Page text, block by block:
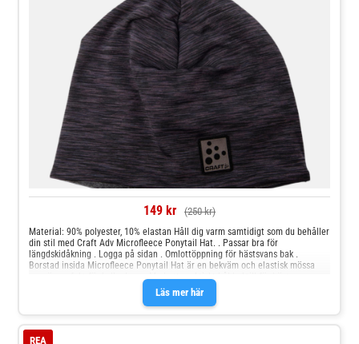
149 kr (250 kr)
Läs mer här
Material: 90% polyester, 10% elastan Håll dig varm samtidigt som du behåller
din stil med Craft Adv Microfleece Ponytail Hat. . Passar bra för
längdskidåkning . Logga på sidan . Omlottöppning för hästsvans bak .
Borstad insida Microfleece Ponytail Hat är en bekväm och elastisk mössa
som är perfekt för kalla dagar. Med ett praktiskt hål baktill för hästsvansen
och borstad trikå framtill för ökad värme och komfort, erbjuder denna mössa
både funktionalitet och stil för dem som vill hålla sig varma samtidigt som
de behåller sin signaturfrisyr. Tvätt 40°C.
REA